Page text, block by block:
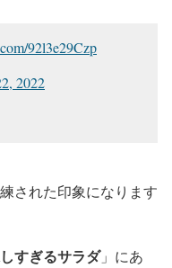
92l3e29Czp
2022
された印象になります
すぎるサラダ」にあ